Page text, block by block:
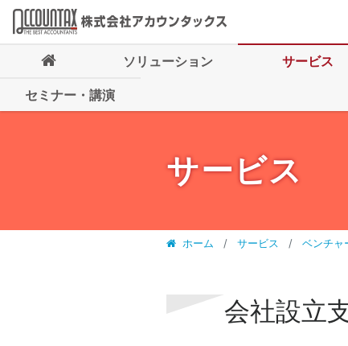
ソリューション サービス
セミナー・講演
サービス
ホーム サービス ベンチャ
会社設立